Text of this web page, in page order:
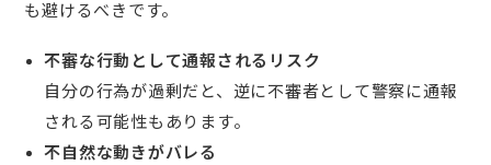
も避けるべきです。
不審な行動として通報されるリスク
自分の行為が過剰だと、逆に不審者として警察に通報
される可能性もあります。
不自然な動きがバレる